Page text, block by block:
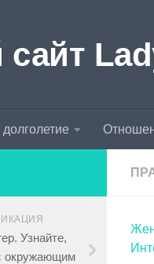
Узнайте,
окружающим